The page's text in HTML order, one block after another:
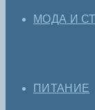
МОДА И
ПИТАНИЕ